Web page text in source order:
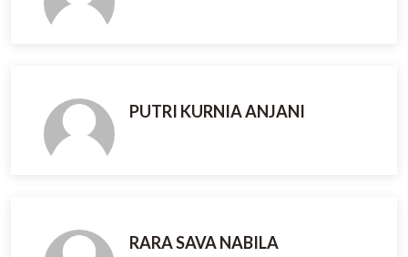
PUTRI KURNIA ANJANI
RARA SAVA NABILA